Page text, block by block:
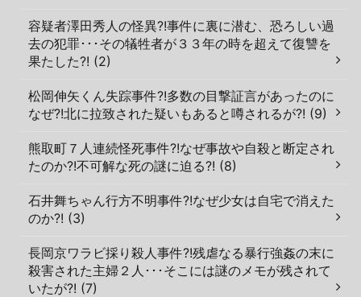
容疑者澤田秀人の怪異?!事件に裏に潜む、恐ろしい過
去の犯罪･･･その犠牲者が３３年の時を超えて復讐を
果たした?! (2)
松岡伸矢くん失踪事件?!多数の目撃証言があったのに
なぜ?!北に拉致された疑いもあると噂されるが?! (9)
熊取町７人連続怪死事件?!なぜ事故や自殺と断定され
たのか?!不可解な死の謎に迫る?! (8)
石井舞ちゃん行方不明事件?!なぜ少女は自宅で消えた
のか?! (3)
長岡京ワラビ採り殺人事件?!残虐なる暴行強姦の末に
殺害された主婦２人･･･そこには謎のメモが残されて
いたが?! (7)